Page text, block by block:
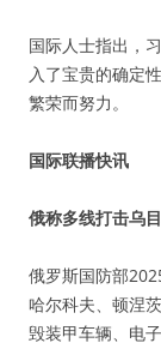
国际人士指出，
入了宝贵的确定
繁荣而努力。
国际联播快讯
俄称多线打击乌
俄罗斯国防部
哈尔科夫、顿涅
毁装甲车辆、电